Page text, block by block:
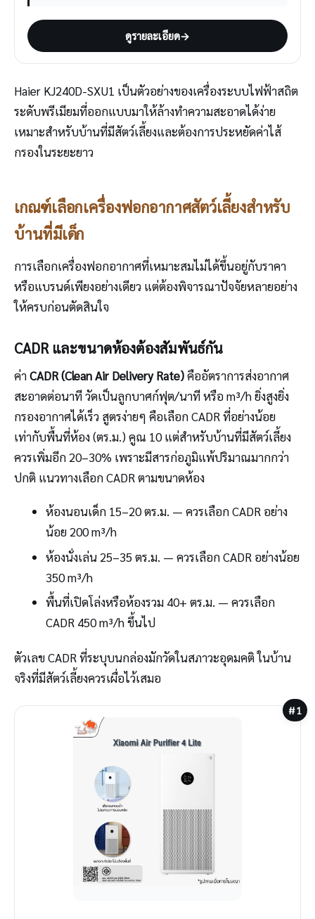
ดูรายละเอียด→
Haier KJ240D-SXU1 เป็นตัวอย่างของเครื่องระบบไฟฟ้าสถิต
ระดับพรีเมียมที่ออกแบบมาให้ล้างทำความสะอาดได้ง่าย
เหมาะสำหรับบ้านที่มีสัตว์เลี้ยงและต้องการประหยัดค่าไส้
กรองในระยะยาว
เกณฑ์เลือกเครื่องฟอกอากาศสัตว์เลี้ยงสำหรับ
บ้านที่มีเด็ก
การเลือกเครื่องฟอกอากาศที่เหมาะสมไม่ได้ขึ้นอยู่กับราคา
หรือแบรนด์เพียงอย่างเดียว แต่ต้องพิจารณาปัจจัยหลายอย่าง
ให้ครบก่อนตัดสินใจ
CADR และขนาดห้องต้องสัมพันธ์กัน
ค่าCADR (Clean Air Delivery Rate)คืออัตราการส่งอากาศ
สะอาดต่อนาที วัดเป็นลูกบาศก์ฟุต/นาที หรือ m³/h ยิ่งสูงยิ่ง
กรองอากาศได้เร็ว สูตรง่ายๆ คือเลือก CADR ที่อย่างน้อย
เท่ากับพื้นที่ห้อง (ตร.ม.) คูณ 10 แต่สำหรับบ้านที่มีสัตว์เลี้ยง
ควรเพิ่มอีก 20–30% เพราะมีสารก่อภูมิแพ้ปริมาณมากกว่า
ปกติ แนวทางเลือก CADR ตามขนาดห้อง
ห้องนอนเด็ก 15–20 ตร.ม. — ควรเลือก CADR อย่าง
น้อย 200 m³/h
ห้องนั่งเล่น 25–35 ตร.ม. — ควรเลือก CADR อย่างน้อย
350 m³/h
พื้นที่เปิดโล่งหรือห้องรวม 40+ ตร.ม. — ควรเลือก
CADR 450 m³/h ขึ้นไป
ตัวเลข CADR ที่ระบุบนกล่องมักวัดในสภาวะอุดมคติ ในบ้าน
จริงที่มีสัตว์เลี้ยงควรเผื่อไว้เสมอ
#1